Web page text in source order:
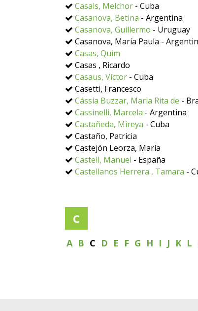
Casals, Melchor - Cuba
Casanova, Betina - Argentina
Casanova, Guillermo - Uruguay
Casanova, María Paula -
Casas, Quim
Casas , Ricardo
Casaus, Víctor - Cuba
Casetti, Francesco
Cássia Buzzar, Maria Rita de -
Cassinelli, Marcela - Argentina
Castañeda, Mireya - Cuba
Castaño, Patricia
Castejón Leorza, María
Castell, Manuel - España
Castellanos Herrera , Tamara -
C
A B C D E F G H I J K L